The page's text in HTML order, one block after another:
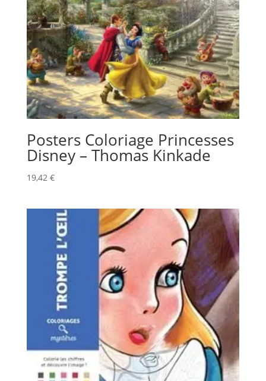
Posters Coloriage Princesses
Disney – Thomas Kinkade
19,42 €